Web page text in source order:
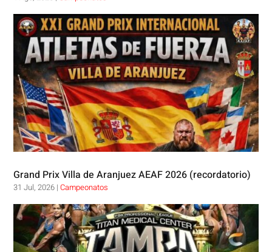
Grand Prix Villa de Aranjuez AEAF 2026 (recordatorio)
31 Jul, 2026 |Campeonatos